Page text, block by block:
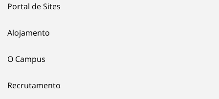
Portal de Sites
Alojamento
O Campus
Recrutamento